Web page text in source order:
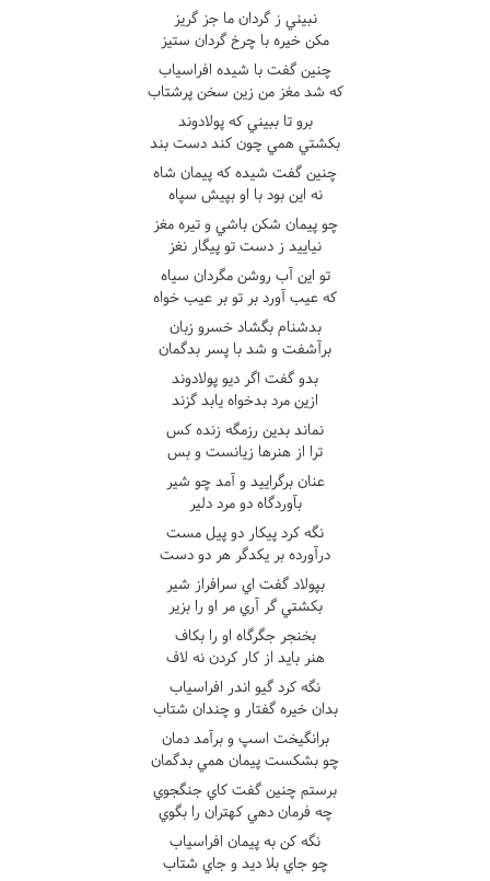
نبيني ز گردان ما جز گريز
مکن خيره با چرخ گردان ستيز
چنين گفت با شيده افراسياب
که شد مغز من زين سخن پرشتاب
برو تا ببيني که پولادوند
بکشتي همي چون کند دست بند
چنين گفت شيده که پيمان شاه
نه اين بود با او بپيش سپاه
چو پيمان شکن باشي و تيره مغز
نياييد ز دست تو پيگار نغز
تو اين آب روشن مگردان سياه
که عيب آورد بر تو بر عيب خواه
بدشنام بگشاد خسرو زبان
برآشفت و شد با پسر بدگمان
بدو گفت اگر ديو پولادوند
ازين مرد بدخواه يابد گزند
نماند بدين رزمگه زنده کس
ترا از هنرها زيانست و بس
عنان برگراييد و آمد چو شير
بآوردگاه دو مرد دلير
نگه کرد پيکار دو پيل مست
درآورده بر يکدگر هر دو دست
بپولاد گفت اي سرافراز شير
بکشتي گر آري مر او را بزير
بخنجر جگرگاه او را بکاف
هنر بايد از کار کردن نه لاف
نگه کرد گيو اندر افراسياب
بدان خيره گفتار و چندان شتاب
برانگيخت اسپ و برآمد دمان
چو بشکست پيمان همي بدگمان
برستم چنين گفت کاي جنگجوي
چه فرمان دهي کهتران را بگوي
نگه کن به پيمان افراسياب
چو جاي بلا ديد و جاي شتاب